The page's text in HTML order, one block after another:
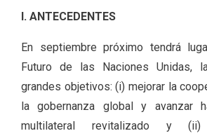
I. ANTECEDENTES
En septiembre próximo tendrá
Futuro de las Naciones Unidas,
grandes objetivos: (i) mejorar la
la gobernanza global y avanzar
multilateral revitalizado y